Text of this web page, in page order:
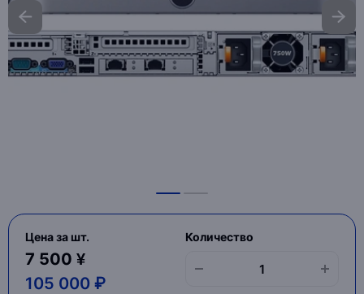
Цена за шт.
7 500 ¥
105 000 ₽
Количество